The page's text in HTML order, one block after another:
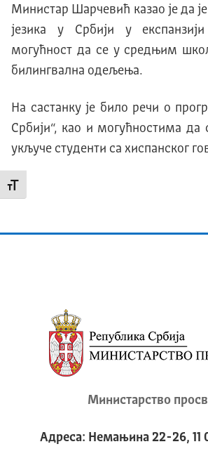
Промени величину слова
Министар Шарчевић казао је да
језика у Србији у
могућност да се у средњим
билингвална одељења.
На састанку је било речи о
Србији“, као и могућностима да
укључе студенти са хиспанског
Министарство
Адреса: Немањина 22-26, 11